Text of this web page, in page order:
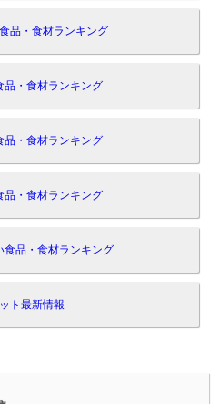
品・食材ランキング
品・食材ランキング
品・食材ランキング
品・食材ランキング
食品・食材ランキング
ト最新情報